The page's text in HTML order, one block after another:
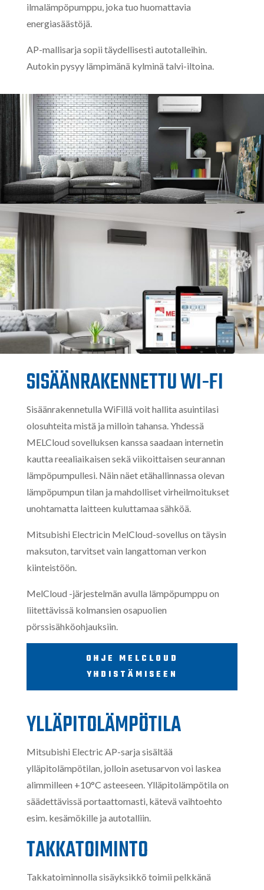
ilmalämpöpumppu, joka tuo huomattavia
energiasäästöjä.
AP-mallisarja sopii täydellisesti autotalleihin.
Autokin pysyy lämpimänä kylminä talvi-iltoina.
SISÄÄNRAKENNETTU WI-FI
Sisäänrakennetulla WiFillä voit hallita asuintilasi
olosuhteita mistä ja milloin tahansa. Yhdessä
MELCloud sovelluksen kanssa saadaan internetin
kautta reealiaikaisen sekä viikoittaisen seurannan
lämpöpumpullesi. Näin näet etähallinnassa olevan
lämpöpumpun tilan ja mahdolliset virheilmoitukset
unohtamatta laitteen kuluttamaa sähköä.
Mitsubishi Electricin MelCloud-sovellus on täysin
maksuton, tarvitset vain langattoman verkon
kiinteistöön.
MelCloud -järjestelmän avulla lämpöpumppu on
liitettävissä kolmansien osapuolien
pörssisähköohjauksiin.
OHJE MELCLOUD
YHDISTÄMISEEN
YLLÄPITOLÄMPÖTILA
Mitsubishi Electric AP-sarja sisältää
ylläpitolämpötilan, jolloin asetusarvon voi laskea
alimmilleen +10°C asteeseen. Ylläpitolämpötila on
säädettävissä portaattomasti, kätevä vaihtoehto
esim. kesämökille ja autotalliin.
TAKKATOIMINTO
Takkatoiminnolla sisäyksikkö toimii pelkkänä